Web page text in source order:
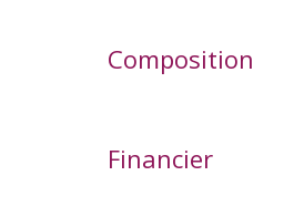
Composition
Financier